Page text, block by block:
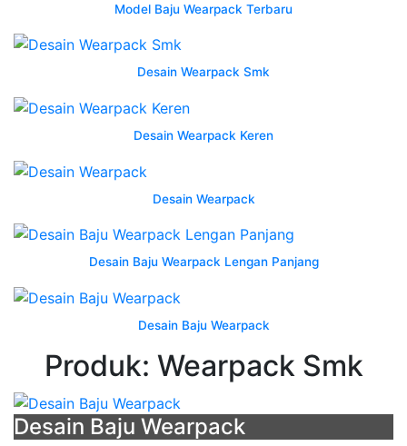
-
Koperasi
Merah
-
Pdh
Osis
Smkn
Parindu
-
Model Baju Wearpack Terbaru
Desain Wearpack Smk
Desain Wearpack Keren
Desain Wearpack
Desain Baju Wearpack Lengan Panjang
Desain Baju Wearpack
Produk: Wearpack Smk
Desain Baju Wearpack